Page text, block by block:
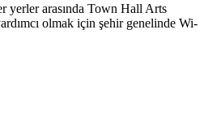
yerler arasında Town Hall Arts
olmak için şehir genelinde Wi-